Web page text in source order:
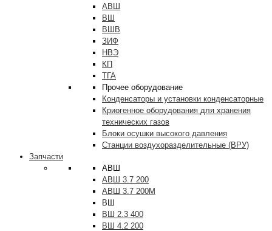
АВШ
ВШ
ВШВ
ЗИФ
НВЭ
КП
ТГА
Прочее оборудование
Конденсаторы и установки конденсаторные
Криогенное оборудования для хранения
технических газов
Блоки осушки высокого давления
Станции воздухоразделительные (ВРУ)
Запчасти
АВШ
АВШ 3.7 200
АВШ 3.7 200М
ВШ
ВШ 2.3 400
ВШ 4.2 200